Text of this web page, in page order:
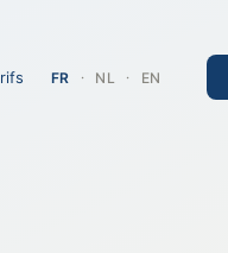
FR · NL · EN